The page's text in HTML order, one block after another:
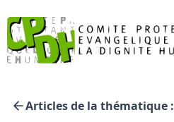
Articles de la thématique :